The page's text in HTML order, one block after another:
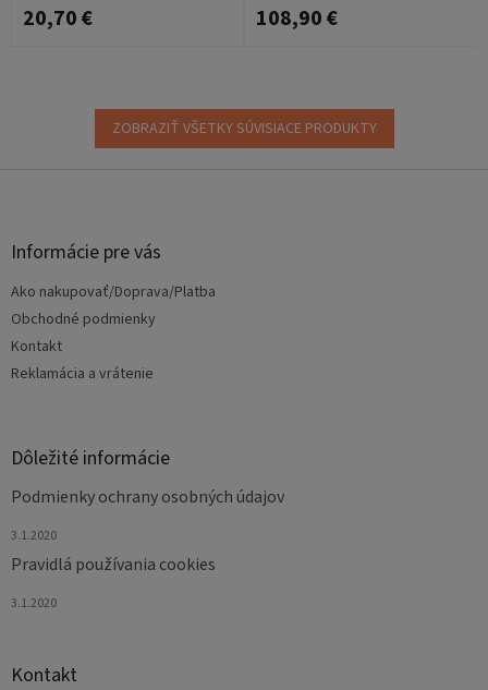
20,70 € 108,90 €
ZOBRAZIŤ VŠETKY SÚVISIACE PRODUKTY
Informácie pre vás
Ako nakupovať/Doprava/Platba
Obchodné podmienky
Kontakt
Reklamácia a vrátenie
Dôležité informácie
Podmienky ochrany osobných údajov
3.1.2020
Pravidlá používania cookies
3.1.2020
Kontakt